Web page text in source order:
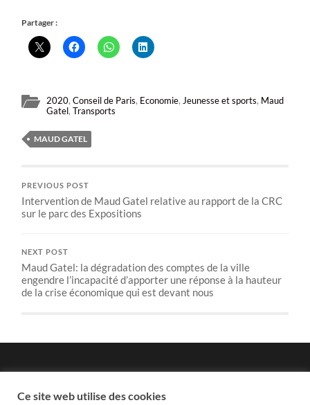
Partager :
2020,Conseil de Paris, Economie,Jeunesse et sports, Maud
Gatel,Transports
MAUD GATEL
PREVIOUS POST
Intervention de Maud Gatel relative au rapport de la CRC
sur le parc des Expositions
NEXT POST
Maud Gatel: la dégradation des comptes de la ville
engendre l’incapacité d’apporter une réponse à la hauteur
de la crise économique qui est devant nous
Ce site web utilise des cookies